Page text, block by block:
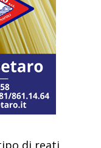
di reati